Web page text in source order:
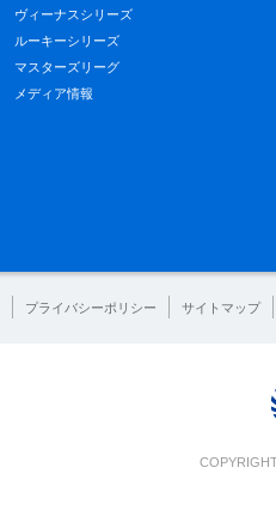
ヴィーナスシリーズ
ルーキーシリーズ
マスターズリーグ
メディア情報
プライバシーポリシー サイトマップ